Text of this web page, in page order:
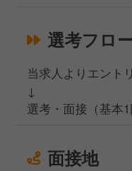
選考フロ
当求人よりエント
↓
選考・面接（基本1
面接地